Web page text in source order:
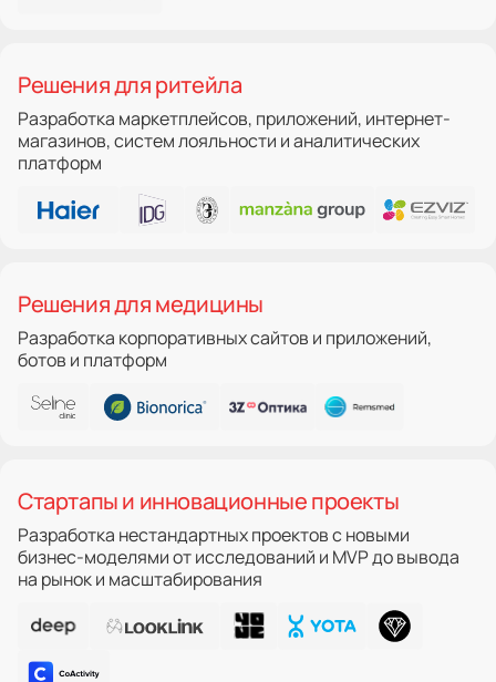
Решения для ритейла
Разработка маркетплейсов, приложений, интернет-
магазинов, систем лояльности и аналитических
платформ
Решения для медицины
Разработка корпоративных сайтов и приложений,
ботов и платформ
Стартапы и инновационные проекты
Разработка нестандартных проектов с новыми
бизнес-моделями от исследований и MVP до вывода
на рынок и масштабирования